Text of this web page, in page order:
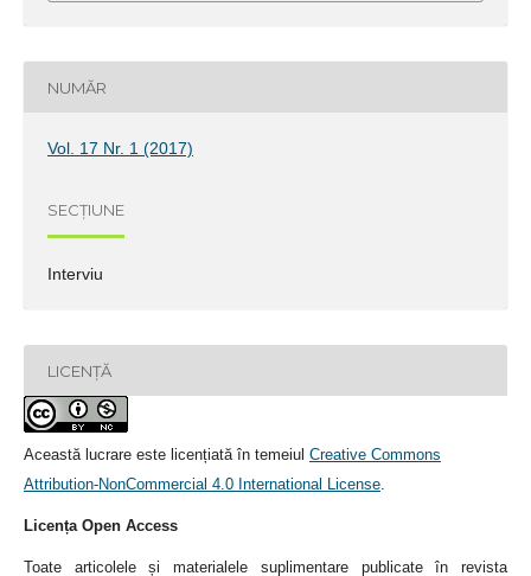
NUMĂR
Vol. 17 Nr. 1 (2017)
SECȚIUNE
Interviu
LICENȚĂ
Această lucrare este licențiată în temeiul Creative Commons
Attribution-NonCommercial 4.0 International License.
Licența Open Access
Toate articolele și materialele suplimentare publicate în revista